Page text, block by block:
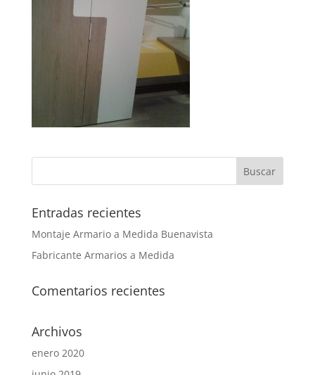
Entradas recientes
Montaje Armario a Medida Buenavista
Fabricante Armarios a Medida
Comentarios recientes
Archivos
enero 2020